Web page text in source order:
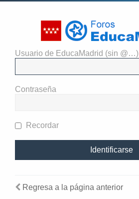
Usuario de EducaMadrid (sin @…)
Contraseña
Recordar
Regresa a la página anterior